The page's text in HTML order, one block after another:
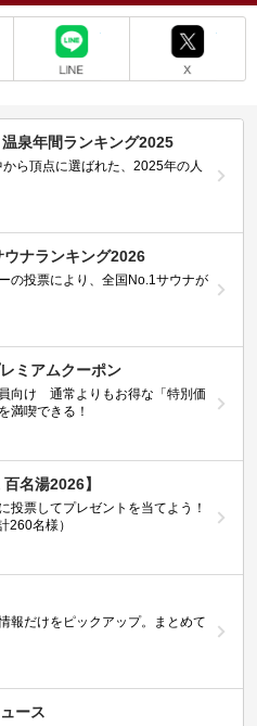
泉年間ランキング2025
ら頂点に選ばれた、2025年の人
ウナランキング2026
の投票により、全国No.1サウナが
ミアムクーポン
向け 通常よりもお得な「特別価
満喫できる！
名湯2026】
投票してプレゼントを当てよう！
260名様）
報だけをピックアップ。まとめて
ース